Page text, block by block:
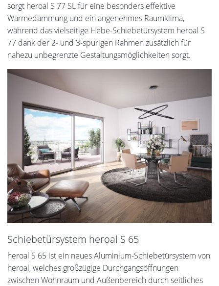
sorgt heroal S 77 SL für eine besonders effektive
Wärmedämmung und ein angenehmes Raumklima,
während das vielseitige Hebe-Schiebetürsystem heroal S
77 dank der 2- und 3-spurigen Rahmen zusätzlich für
nahezu unbegrenzte Gestaltungsmöglichkeiten sorgt.
Schiebetürsystem heroal S 65
heroal S 65 ist ein neues Aluminium-Schiebetürsystem von
heroal, welches großzügige Durchgangsöffnungen
zwischen Wohnraum und Außenbereich durch seitliches